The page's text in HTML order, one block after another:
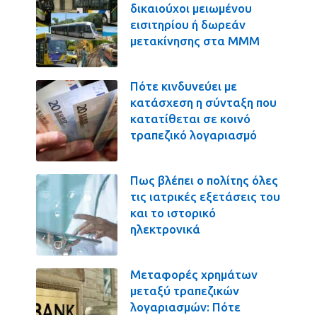
δικαιούχοι μειωμένου
εισιτηρίου ή δωρεάν
μετακίνησης στα ΜΜΜ
Πότε κινδυνεύει με
κατάσχεση η σύνταξη που
κατατίθεται σε κοινό
τραπεζικό λογαριασμό
Πως βλέπει ο πολίτης όλες
τις ιατρικές εξετάσεις του
και το ιστορικό
ηλεκτρονικά
Μεταφορές χρημάτων
μεταξύ τραπεζικών
λογαριασμών: Πότε